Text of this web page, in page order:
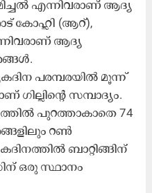
എന്നിവരാണ് ആദ്യ
കോഹ്ലി (ആറ്),
ആദ്യ
പരമ്പരയിൽ മൂന്ന്
സമ്പാദ്യം.
പുറത്താകാതെ 74
റൺ
ബാറ്റിങ്ങിന്
ഒരു സ്ഥാനം